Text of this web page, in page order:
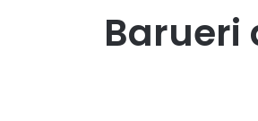
Barueri